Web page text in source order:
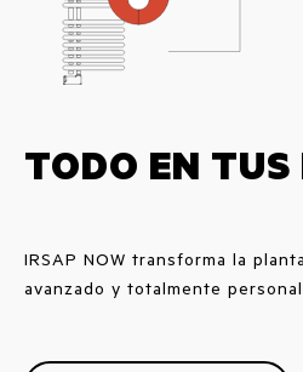
TODO EN
IRSAP NOW transforma la
avanzado y totalmente